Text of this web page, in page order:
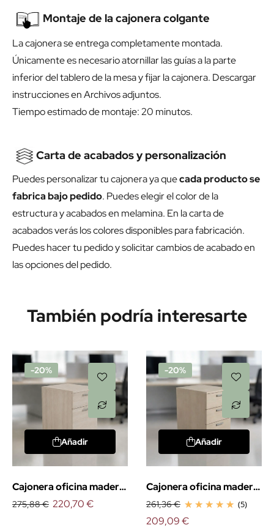
Montaje de la cajonera colgante
La cajonera se entrega completamente montada.
Únicamente es necesario atornillar las guías a la parte
inferior del tablero de la mesa y fijar la cajonera. Descargar
instrucciones en Archivos adjuntos.
Tiempo estimado de montaje: 20 minutos.
Carta de acabados y personalización
Puedes personalizar tu cajonera ya quecada producto se
fabrica bajo pedido. Puedes elegir el color de la
estructura y acabados en melamina. En la carta de
acabados verás los colores disponibles para fabricación.
Puedes hacer tu pedido y solicitar cambios de acabado en
las opciones del pedido.
También podría interesarte
-20%
Añadir
Cajonera oficina madera
1 cajón + archivador
275,88 € 220,70 €
-20%
Añadir
Cajonera oficina madera
3 cajones
261,36 € (5)
209,09 €